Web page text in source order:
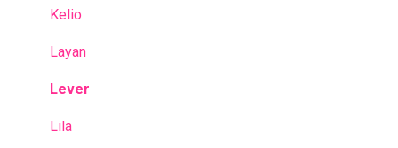
Kelio
Layan
Lever
Lila